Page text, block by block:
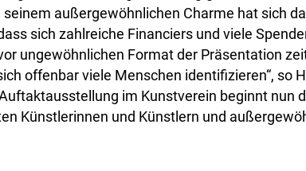
außergewöhnlichen Charme hat sich
sich zahlreiche Financiers und viele
ungewöhnlichen Format der Präsentation
offenbar viele Menschen identifizieren“, so
im Kunstverein beginnt nun
Künstlerinnen und Künstlern und